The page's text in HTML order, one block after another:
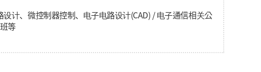
计、微控制器控制、电子电路设计(CAD) / 电子通信相关公
等